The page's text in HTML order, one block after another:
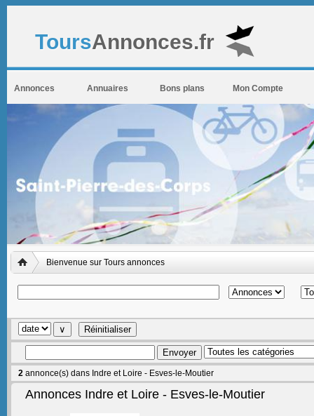
ToursAnnonces.fr
Annonces Annuaires Bons plans Mon Compte
Bienvenue sur Tours annonces
2 annonce(s) dans Indre et Loire - Esves-le-Moutier
Annonces Indre et Loire - Esves-le-Moutier